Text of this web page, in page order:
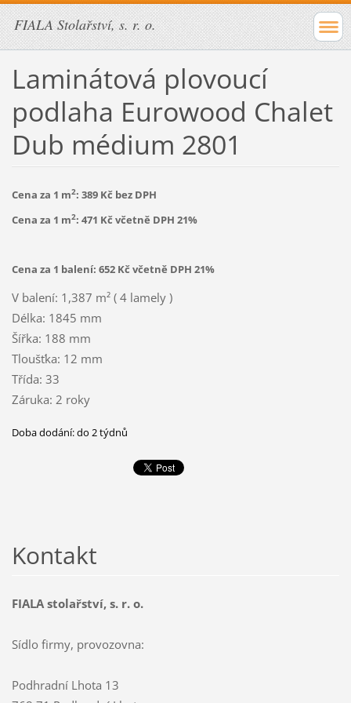
FIALA Stolařství, s. r. o.
Laminátová plovoucí
podlaha Eurowood Chalet
Dub médium 2801
Cena za 1 m2: 389 Kč bez DPH
Cena za 1 m2: 471 Kč včetně DPH 21%
Cena za 1 balení: 652 Kč včetně DPH 21%
V balení: 1,387 m² ( 4 lamely )
Délka: 1845 mm
Šířka: 188 mm
Tloušťka: 12 mm
Třída: 33
Záruka: 2 roky
Doba dodání: do 2 týdnů
Kontakt
FIALA stolařství, s. r. o.
Sídlo firmy, provozovna:
Podhradní Lhota 13